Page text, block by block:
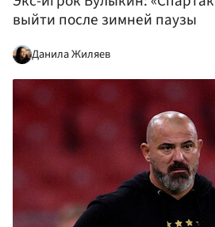
выйти после зимней паузы
Данила Жиляев